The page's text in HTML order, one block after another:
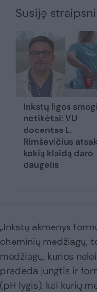
Susiję
Inkstų ligos
netikėtai: VU
docentas L.
Rimševičius
kokią klaidą daro
daugelis
„Inkstų akmenys
cheminių medžiagų,
medžiagų, kurios
pradeda jungtis ir
(pH lygis), kai kurių